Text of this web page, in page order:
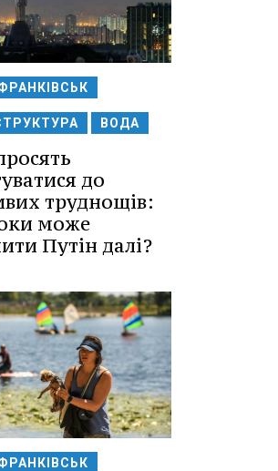
ВОДА
до
труднощів:
може
Путін далі?